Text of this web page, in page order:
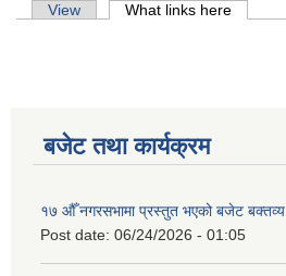
Primary tabs
View What links here
बजेट तथा कार्यक्रम
१७ औँ नगरसभामा प्रस्तुत भएको बजेट बक्तव्य
Post date: 06/24/2026 - 01:05